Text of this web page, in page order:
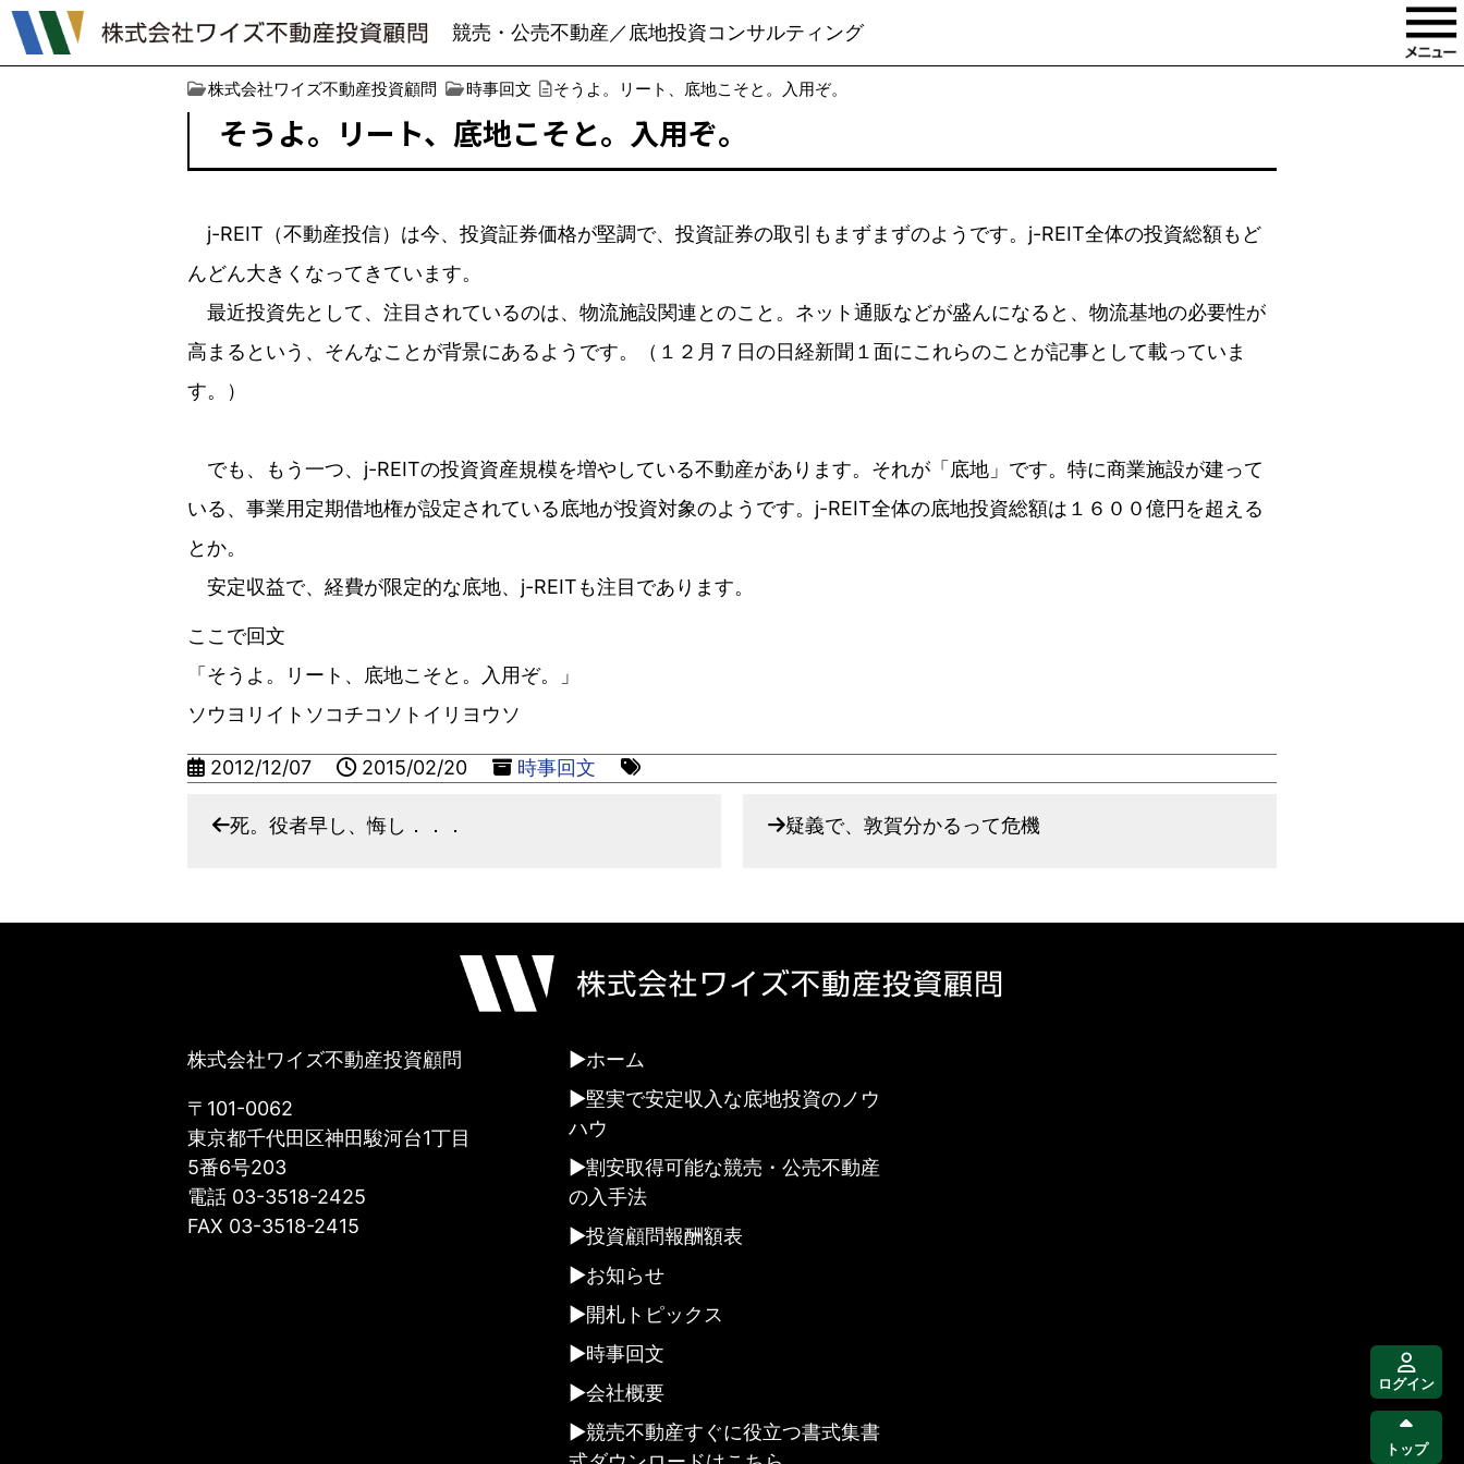
競売・公売不動産／底地投資コンサルティング
株式会社ワイズ不動産投資顧問 時事回文 そうよ。リート、底地こそと。入用ぞ。
そうよ。リート、底地こそと。入用ぞ。
j-REIT（不動産投信）は今、投資証券価格が堅調で、投資証券の取引もまずまずのようです。j-REIT全体の投資総額もど
んどん大きくなってきています。
最近投資先として、注目されているのは、物流施設関連とのこと。ネット通販などが盛んになると、物流基地の必要性が
高まるという、そんなことが背景にあるようです。（１２月７日の日経新聞１面にこれらのことが記事として載っていま
す。）
でも、もう一つ、j-REITの投資資産規模を増やしている不動産があります。それが「底地」です。特に商業施設が建って
いる、事業用定期借地権が設定されている底地が投資対象のようです。j-REIT全体の底地投資総額は１６００億円を超える
とか。
安定収益で、経費が限定的な底地、j-REITも注目であります。
ここで回文
「そうよ。リート、底地こそと。入用ぞ。」
ソウヨリイトソコチコソトイリヨウソ
2012/12/07 2015/02/20 時事回文
死。役者早し、悔し．．． 疑義で、敦賀分かるって危機
株式会社ワイズ不動産投資顧問
〒101-0062
東京都千代田区神田駿河台1丁目
5番6号203
電話 03-3518-2425
FAX 03-3518-2415
ホーム
堅実で安定収入な底地投資のノウ
ハウ
割安取得可能な競売・公売不動産
の入手法
投資顧問報酬額表
お知らせ
開札トピックス
時事回文
会社概要
競売不動産すぐに役立つ書式集書
ログイン
トップ